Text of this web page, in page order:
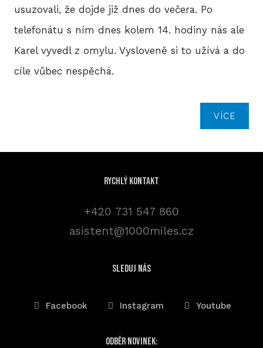
usuzovali, že dojde již dnes do večera. Po
telefonátu s ním dnes kolem 14. hodiny nás ale
Karel vyvedl z omylu. Vysloveně si to užívá a do
cíle vůbec nespěchá.
VÍCE
Rychlý kontakt
+420 731 547 860
asistent@1000miles.cz
sleduj nás
Facebook Instagram Youtube
Odběr novinek: